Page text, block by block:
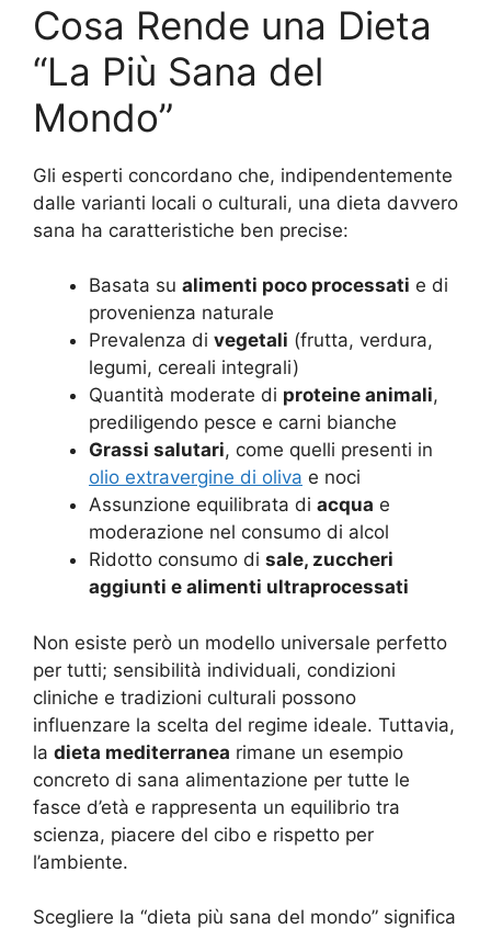
Cosa Rende una Dieta
“La Più Sana del
Mondo”
Gli esperti concordano che, indipendentemente
dalle varianti locali o culturali, una dieta davvero
sana ha caratteristiche ben precise:
Basata su alimenti poco processati e di
provenienza naturale
Prevalenza di vegetali (frutta, verdura,
legumi, cereali integrali)
Quantità moderate di proteine animali,
prediligendo pesce e carni bianche
Grassi salutari, come quelli presenti in
olio extravergine di oliva e noci
Assunzione equilibrata di acqua e
moderazione nel consumo di alcol
Ridotto consumo di sale, zuccheri
aggiunti e alimenti ultraprocessati
Non esiste però un modello universale perfetto
per tutti; sensibilità individuali, condizioni
cliniche e tradizioni culturali possono
influenzare la scelta del regime ideale. Tuttavia,
la dieta mediterranea rimane un esempio
concreto di sana alimentazione per tutte le
fasce d’età e rappresenta un equilibrio tra
scienza, piacere del cibo e rispetto per
l’ambiente.
Scegliere la “dieta più sana del mondo” significa